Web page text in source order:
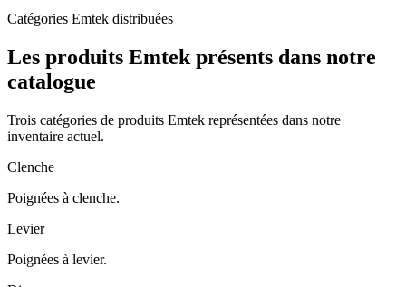
Catégories Emtek distribuées
Les produits Emtek présents dans notre
catalogue
Trois catégories de produits Emtek représentées dans notre
inventaire actuel.
Clenche
Poignées à clenche.
Levier
Poignées à levier.